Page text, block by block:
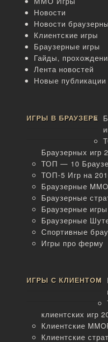
Новости
Новости
Клиентские игры
Браузерные игры
Гайды,
Лента новостей
Новые публикации
ИГРЫ В БРАУЗЕРЕ
Браузерных игр
ТОП — 10
ТОП-5 Игр на
Браузерные
Браузерные
Браузерные
Браузерные
Спортивные
Игры про ферму
ИГРЫ С КЛИЕНТОМ
клиентских игр
Клиентские
Клиентские